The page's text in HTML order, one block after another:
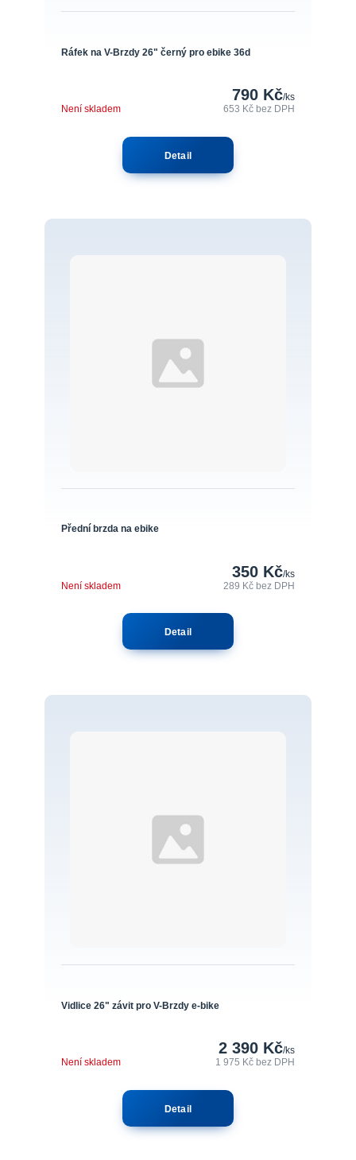
Ráfek na V-Brzdy 26" černý pro ebike 36d
790 Kč/ks
653 Kčbez DPH
Není skladem
Detail
Přední brzda na ebike
350 Kč/ks
289 Kčbez DPH
Není skladem
Detail
Vidlice 26" závit pro V-Brzdy e-bike
2 390 Kč/ks
1 975 Kč bez DPH
Není skladem
Detail